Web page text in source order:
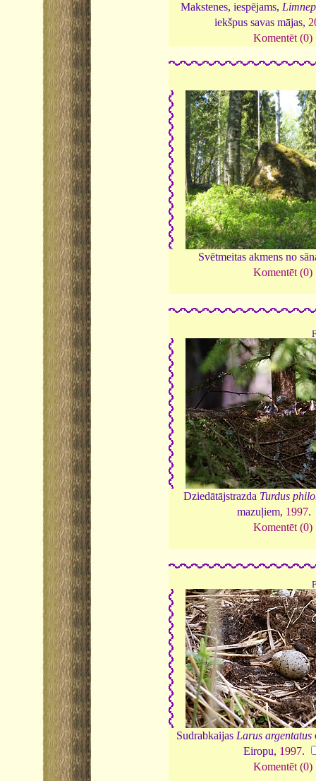
Makstenes, iespējams,
iekšpus savas mājas,
Komentēt (0)
Svētmeitas akmens no
Komentēt (0)
Dziedātājstrazda Turdus
mazuļiem, 1997.
Komentēt (0)
Sudrabkaijas Larus argentatus
Eiropu, 1997.
Komentēt (0)